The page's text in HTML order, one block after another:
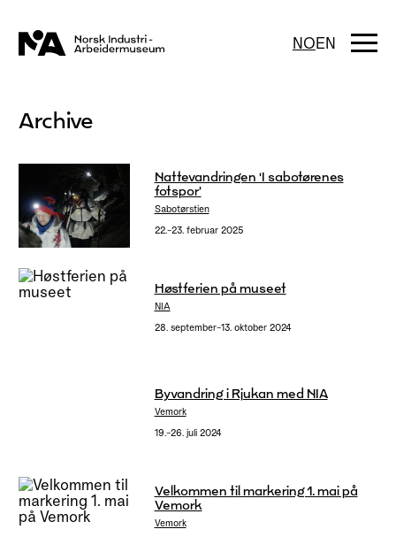
innhold
NOEN
Archive
Nattevandringen ‘I sabotørenes
fotspor’
Sabotørstien
22.–23. februar 2025
Høstferien på museet
NIA
28. september–13. oktober 2024
Byvandring i Rjukan med NIA
Vemork
19.–26. juli 2024
Velkommen til markering 1. mai på
Vemork
Vemork